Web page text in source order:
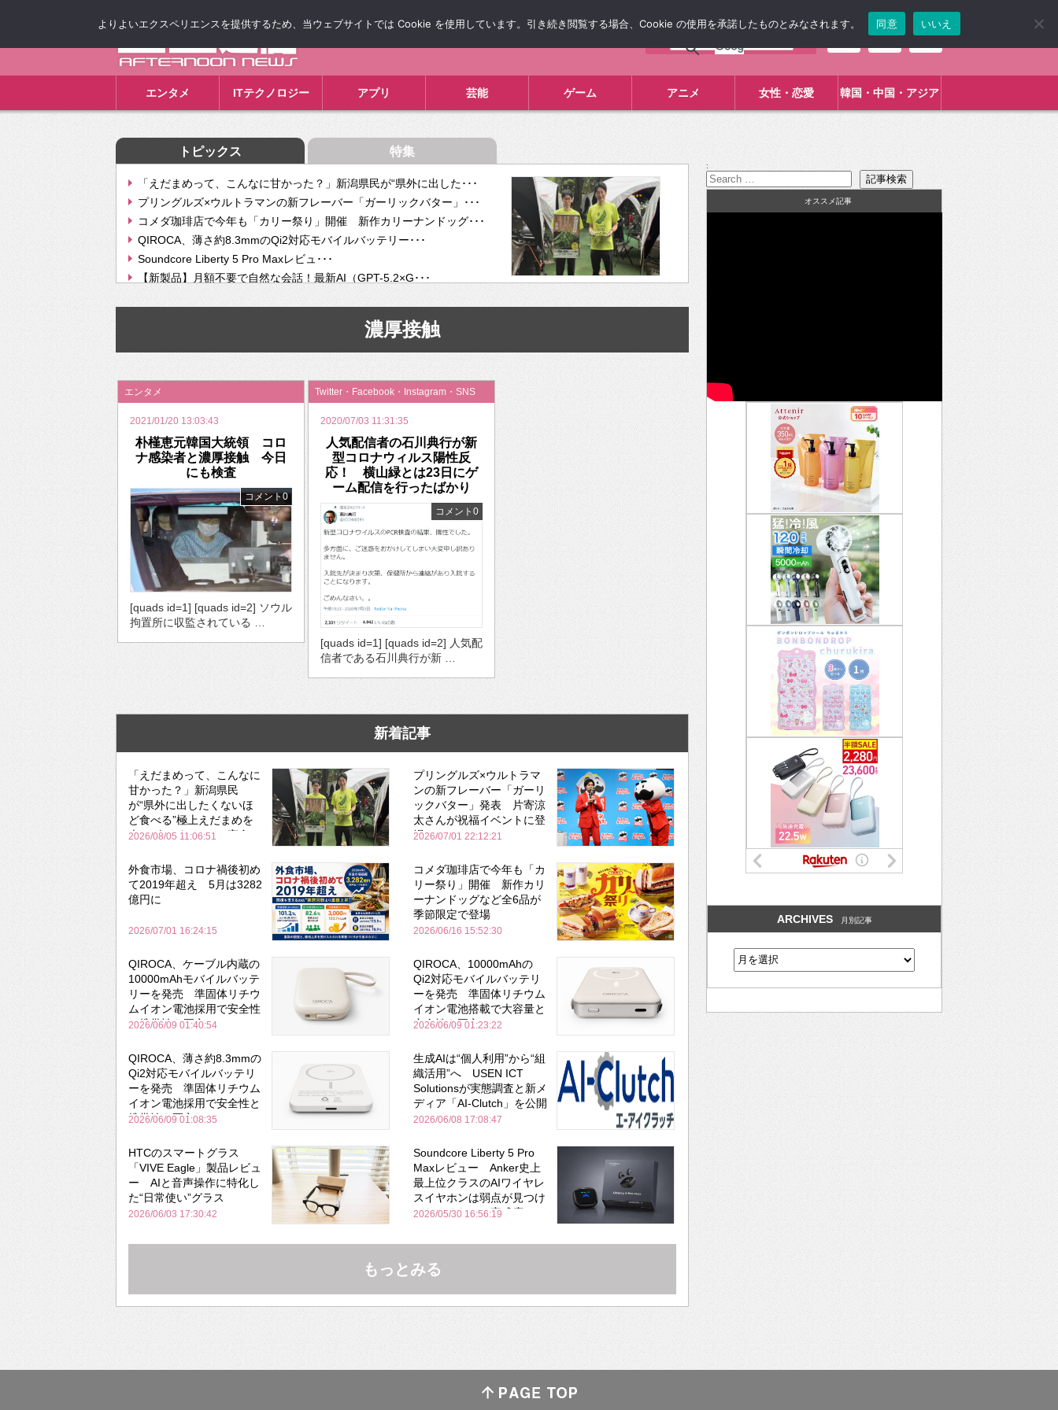
エンタメ ITテクノロジー アプリ 芸能 ゲーム アニメ 女性・恋愛 韓国・中国・アジア
トピックス 特集
「えだまめって、こんなに甘かった？」新潟県民が“県外に出した･･･
プリングルズ×ウルトラマンの新フレーバー「ガーリックバター」･･･
コメダ珈琲店で今年も「カリー祭り」開催 新作カリーナンドッグ･･･
QIROCA、薄さ約8.3mmのQi2対応モバイルバッテリー･･･
Soundcore Liberty 5 Pro Maxレビュ･･･
【新製品】月額不要で自然な会話！最新AI（GPT-5.2×G･･･
【次世代の没入感と生産性】VITURE Luma Ultra･･･
挫折率8割の壁をAIで突破。ジャストシステム、”自分が今話し･･･
2026年のバレンタインは「自分で作って、想いを渡す」 TE･･･
濃厚接触
エンタメ
2021/01/20 13:03:43
朴槿恵元韓国大統領 コロ
ナ感染者と濃厚接触 今日
にも検査
コメント0
[quads id=1] [quads id=2] ソウル
拘置所に収監されている …
Twitter・Facebook・Instagram・SNS
2020/07/03 11:31:35
人気配信者の石川典行が新
型コロナウィルス陽性反
応！ 横山緑とは23日にゲ
ーム配信を行ったばかり
コメント0
[quads id=1] [quads id=2] 人気配
信者である石川典行が新 …
新着記事
「えだまめって、こんなに
甘かった？」新潟県民
が“県外に出したくないほ
ど食べる”極上えだまめを
森のビアガーデンで実食
2026/08/05 11:06:51
プリングルズ×ウルトラマ
ンの新フレーバー「ガーリ
ックバター」発表 片寄涼
太さんが祝福イベントに登
場
2026/07/01 22:12:21
外食市場、コロナ禍後初め
て2019年超え 5月は3282
億円に
2026/07/01 16:24:15
コメダ珈琲店で今年も「カ
リー祭り」開催 新作カリ
ーナンドッグなど全6品が
季節限定で登場
2026/06/16 15:52:30
QIROCA、ケーブル内蔵の
10000mAhモバイルバッテ
リーを発売 準固体リチウ
ムイオン電池採用で安全性
と携帯性を両立
2026/06/09 01:40:54
QIROCA、10000mAhの
Qi2対応モバイルバッテリ
ーを発売 準固体リチウム
イオン電池搭載で大容量と
安全性を両立
2026/06/09 01:23:22
QIROCA、薄さ約8.3mmの
Qi2対応モバイルバッテリ
ーを発売 準固体リチウム
イオン電池採用で安全性と
携帯性を両立
2026/06/09 01:08:35
生成AIは“個人利用”から“組
織活用”へ USEN ICT
Solutionsが実態調査と新メ
ディア「AI-Clutch」を公開
2026/06/08 17:08:47
HTCのスマートグラス
「VIVE Eagle」製品レビュ
ー AIと音声操作に特化し
た“日常使い”グラス
2026/06/03 17:30:42
Soundcore Liberty 5 Pro
Maxレビュー Anker史上
最上位クラスのAIワイヤレ
スイヤホンは弱点が見つけ
づらいくらいの完成度にび
Bose並み
2026/05/30 16:56:19
もっとみる
:
オススメ記事
ARCHIVES 月別記事
よりよいエクスペリエンスを提供するため、当ウェブサイトでは Cookie を使用しています。引き続き閲覧する場合、Cookie の使用を承諾したものとみなされます。 同意 いいえ